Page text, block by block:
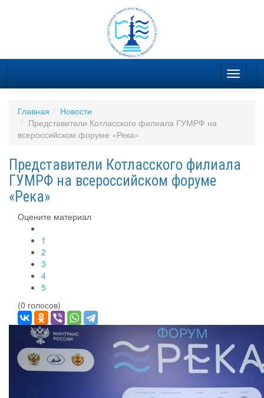
Главная
Новости
Представители Котласского филиала ГУМРФ на
всероссийском форуме «Река»
Представители Котласского филиала
ГУМРФ на всероссийском форуме
«Река»
Оцените материал
1
2
3
4
5
(0 голосов)